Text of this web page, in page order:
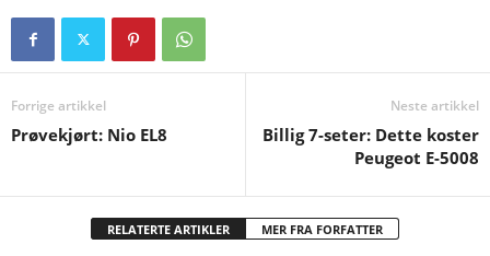
Forrige artikkel
Prøvekjørt: Nio EL8
Neste artikkel
Billig 7-seter: Dette koster
Peugeot E-5008
RELATERTE ARTIKLER MER FRA FORFATTER